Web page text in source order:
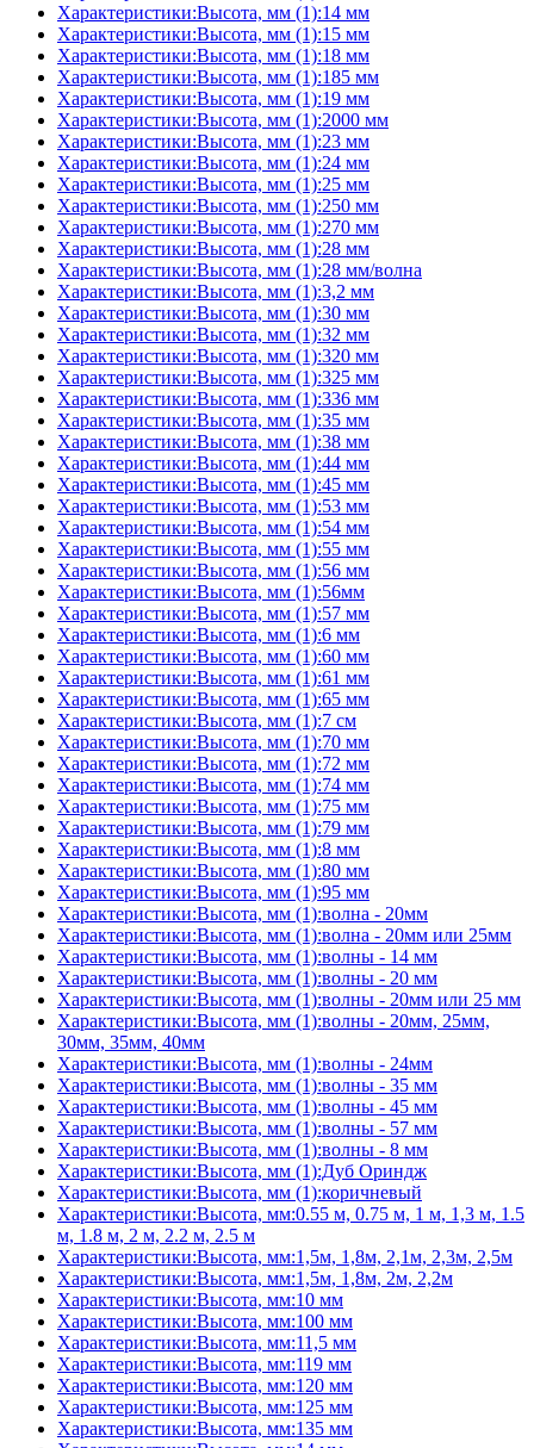
Характеристики:Высота, мм (1):14 мм
Характеристики:Высота, мм (1):15 мм
Характеристики:Высота, мм (1):18 мм
Характеристики:Высота, мм (1):185 мм
Характеристики:Высота, мм (1):19 мм
Характеристики:Высота, мм (1):2000 мм
Характеристики:Высота, мм (1):23 мм
Характеристики:Высота, мм (1):24 мм
Характеристики:Высота, мм (1):25 мм
Характеристики:Высота, мм (1):250 мм
Характеристики:Высота, мм (1):270 мм
Характеристики:Высота, мм (1):28 мм
Характеристики:Высота, мм (1):28 мм/волна
Характеристики:Высота, мм (1):3,2 мм
Характеристики:Высота, мм (1):30 мм
Характеристики:Высота, мм (1):32 мм
Характеристики:Высота, мм (1):320 мм
Характеристики:Высота, мм (1):325 мм
Характеристики:Высота, мм (1):336 мм
Характеристики:Высота, мм (1):35 мм
Характеристики:Высота, мм (1):38 мм
Характеристики:Высота, мм (1):44 мм
Характеристики:Высота, мм (1):45 мм
Характеристики:Высота, мм (1):53 мм
Характеристики:Высота, мм (1):54 мм
Характеристики:Высота, мм (1):55 мм
Характеристики:Высота, мм (1):56 мм
Характеристики:Высота, мм (1):56мм
Характеристики:Высота, мм (1):57 мм
Характеристики:Высота, мм (1):6 мм
Характеристики:Высота, мм (1):60 мм
Характеристики:Высота, мм (1):61 мм
Характеристики:Высота, мм (1):65 мм
Характеристики:Высота, мм (1):7 см
Характеристики:Высота, мм (1):70 мм
Характеристики:Высота, мм (1):72 мм
Характеристики:Высота, мм (1):74 мм
Характеристики:Высота, мм (1):75 мм
Характеристики:Высота, мм (1):79 мм
Характеристики:Высота, мм (1):8 мм
Характеристики:Высота, мм (1):80 мм
Характеристики:Высота, мм (1):95 мм
Характеристики:Высота, мм (1):волна - 20мм
Характеристики:Высота, мм (1):волна - 20мм или 25мм
Характеристики:Высота, мм (1):волны - 14 мм
Характеристики:Высота, мм (1):волны - 20 мм
Характеристики:Высота, мм (1):волны - 20мм или 25 мм
Характеристики:Высота, мм (1):волны - 20мм, 25мм,
30мм, 35мм, 40мм
Характеристики:Высота, мм (1):волны - 24мм
Характеристики:Высота, мм (1):волны - 35 мм
Характеристики:Высота, мм (1):волны - 45 мм
Характеристики:Высота, мм (1):волны - 57 мм
Характеристики:Высота, мм (1):волны - 8 мм
Характеристики:Высота, мм (1):Дуб Ориндж
Характеристики:Высота, мм (1):коричневый
Характеристики:Высота, мм:0.55 м, 0.75 м, 1 м, 1,3 м, 1.5
м, 1.8 м, 2 м, 2.2 м, 2.5 м
Характеристики:Высота, мм:1,5м, 1,8м, 2,1м, 2,3м, 2,5м
Характеристики:Высота, мм:1,5м, 1,8м, 2м, 2,2м
Характеристики:Высота, мм:10 мм
Характеристики:Высота, мм:100 мм
Характеристики:Высота, мм:11,5 мм
Характеристики:Высота, мм:119 мм
Характеристики:Высота, мм:120 мм
Характеристики:Высота, мм:125 мм
Характеристики:Высота, мм:135 мм